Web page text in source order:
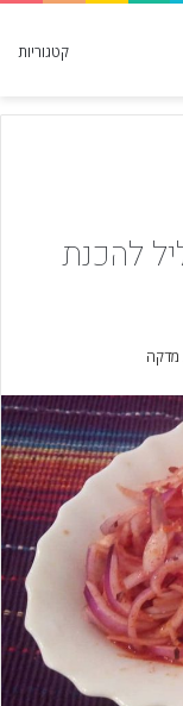
קטגוריות
להכנת
מדקה